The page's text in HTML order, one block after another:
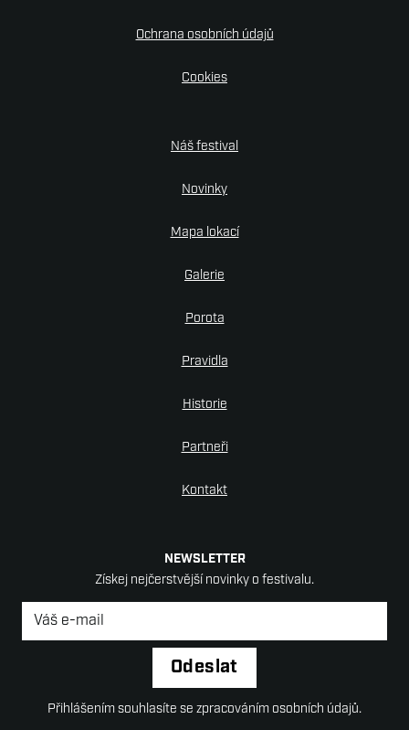
Ochrana osobních údajů
Cookies
Náš festival
Novinky
Mapa lokací
Galerie
Porota
Pravidla
Historie
Partneři
Kontakt
NEWSLETTER
Získej nejčerstvější novinky o festivalu.
Newsletter *
Odeslat
Přihlášením souhlasíte se zpracováním osobních údajů.